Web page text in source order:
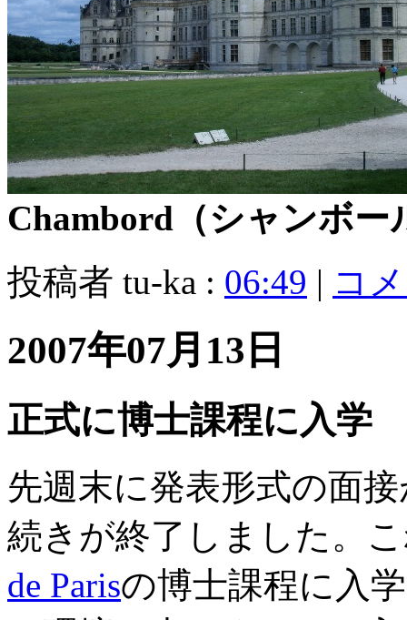
Chambord（シャンボー
投稿者 tu-ka : 06:49 | コ
2007年07月13日
正式に博士課程に入学
先週末に発表形式の面
続きが終了しました。
de Parisの博士課程に入